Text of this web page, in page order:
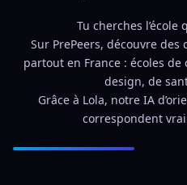
Tu cherches
Sur PrePeers, découvre des
partout en France : écoles de
design, de
Grâce à Lola, notre IA
correspondent